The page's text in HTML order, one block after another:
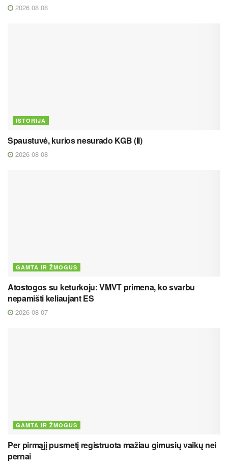
2026 08 08
ISTORIJA
Spaustuvė, kurios nesurado KGB (II)
2026 08 08
GAMTA IR ŽMOGUS
Atostogos su keturkoju: VMVT primena, ko svarbu
nepamišti keliaujant ES
2026 08 07
GAMTA IR ŽMOGUS
Per pirmąjį pusmetį registruota mažiau gimusių vaikų nei
pernai